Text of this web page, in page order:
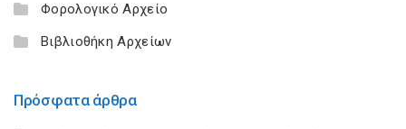
Φορολογικό Αρχείο
Βιβλιοθήκη Αρχείων
Πρόσφατα άρθρα